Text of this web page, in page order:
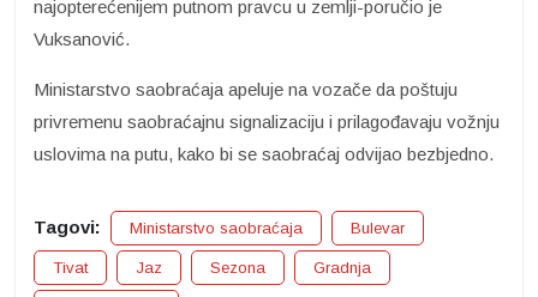
najopterećenijem putnom pravcu u zemlji-poručio je
Vuksanović.
Ministarstvo saobraćaja apeluje na vozače da poštuju
privremenu saobraćajnu signalizaciju i prilagođavaju vožnju
uslovima na putu, kako bi se saobraćaj odvijao bezbjedno.
Tagovi: Ministarstvo saobraćaja Bulevar
Tivat Jaz Sezona Gradnja